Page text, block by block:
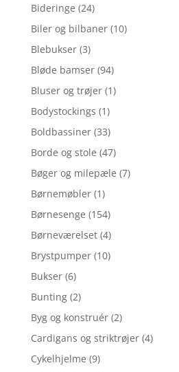
Bideringe (24)
Biler og bilbaner (10)
Blebukser (3)
Bløde bamser (94)
Bluser og trøjer (1)
Bodystockings (1)
Boldbassiner (33)
Borde og stole (47)
Bøger og milepæle (7)
Børnemøbler (1)
Børnesenge (154)
Børneværelset (4)
Brystpumper (10)
Bukser (6)
Bunting (2)
Byg og konstruér (2)
Cardigans og striktrøjer (4)
Cykelhjelme (9)